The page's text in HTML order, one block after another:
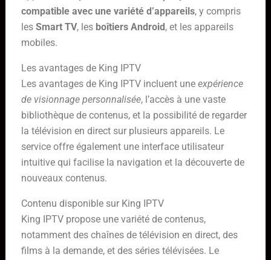
compatible avec une variété d’appareils, y compris
les Smart TV, les boîtiers Android , et les appareils
mobiles.
Les avantages de King IPTV
Les avantages de King IPTV incluent une expérience
de visionnage personnalisée, l’accès à une vaste
bibliothèque de contenus, et la possibilité de regarder
la télévision en direct sur plusieurs appareils. Le
service offre également une interface utilisateur
intuitive qui facilise la navigation et la découverte de
nouveaux contenus.
Contenu disponible sur King IPTV
King IPTV propose une variété de contenus,
notamment des chaînes de télévision en direct, des
films à la demande, et des séries télévisées. Le